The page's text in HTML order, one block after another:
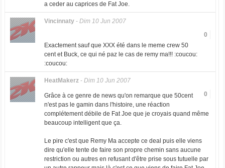
a ceder au caprices de Fat Joe.
Vincinnaty- Dim 10 Jun 2007
0
Exactement sauf que XXX été dans le meme crew 50
cent et Buck, ce qui né paz le cas de remy ma!!! :coucou:
:coucou:
HeatMakerz- Dim 10 Jun 2007
0
Grâce à ce genre de news qu'on remarque que 50cent
n'est pas le gamin dans l'histoire, une réaction
complétement débile de Fat Joe que je croyais quand même
beaucoup intelligent que ça.
Le pire c'est que Remy Ma accepte ce deal puis elle viens
dire qu'elle tente de faire son propre chemin sans aucune
restriction ou autres en refusant d'être prise sous tutuelle par